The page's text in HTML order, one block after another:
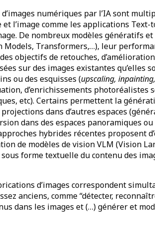
numériques par l’IA sont
l’image comme les applications
De nombreux modèles génératifs
Models, Transformers,…), leur
objectifs de retouches,
sur des images existantes qu’elles
ou des esquisses (upscaling,
d’enrichissements photoréalistes
etc). Certains permettent la
dans d’autres espaces
dans des espaces panoramiques
hybrides récentes proposent
de modèles de vision VLM (Vision
forme textuelle du contenu des
d’images correspondent
anciens, comme “détecter,
dans les images et (…) générer et